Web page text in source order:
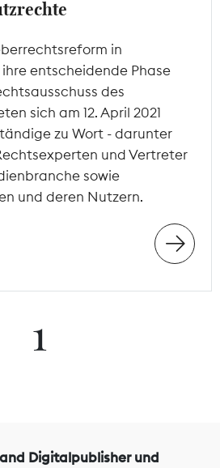
in
entscheidende Phase
des
sich am 12. April 2021
zu Wort - darunter
und Vertreter
sowie
und deren Nutzern.
1
Digitalpublisher und